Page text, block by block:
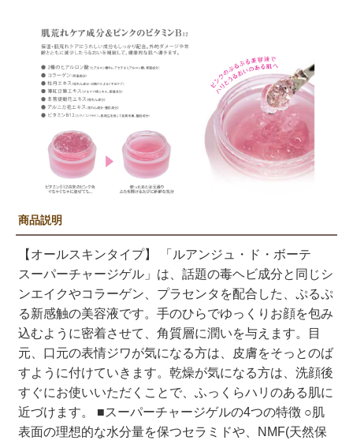
商品説明
【オールスキンタイプ】 「ルアンジュ・ド・ボーテ
スーパーチャージゲル」は、話題の毒ヘビ成分と同じシ
ンエイクやコラーゲン、プラセンタを配合した、ぷるぷ
る新感触の美容液です。手のひらでゆっくりお顔を包み
込むように密着させて、角質層に潤いを与えます。目
元、口元の表情ジワが気になる方は、皮膚をそっとのば
すように付けていきます。乾燥が気になる方は、洗顔後
すぐにお使いいただくことで、ふっくらハリのある肌に
近づけます。 ■スーパーチャージゲルの4つの特徴 ○肌
表面の理想的な水分量を保つセラミドや、NMF(天然保